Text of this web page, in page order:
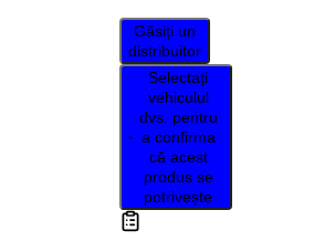
Găsiți un
distribuitor
Selectați
vehiculul
dvs. pentru
a confirma
că acest
produs se
potrivește